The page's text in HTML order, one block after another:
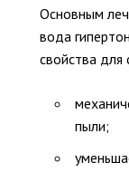
Основным
вода
свойства для
пыли;